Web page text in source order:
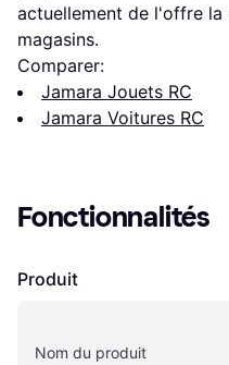
actuellement de l'offre la
magasins.
Comparer:
Jamara Jouets RC
Jamara Voitures RC
Fonctionnalités
Produit
Nom du produit